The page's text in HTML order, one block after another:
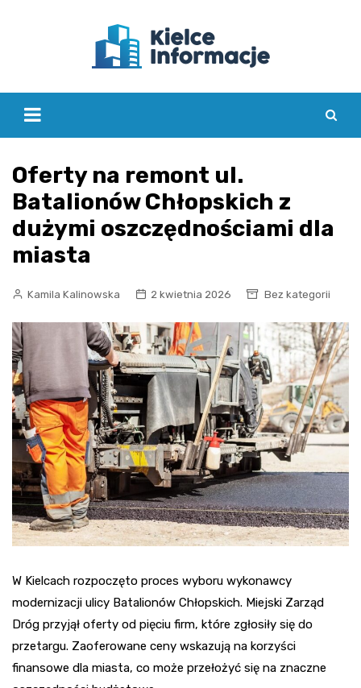
Oferty na remont ul.
Batalionów Chłopskich z
dużymi oszczędnościami dla
miasta
Kamila Kalinowska 2 kwietnia 2026 Bez kategorii
W Kielcach rozpoczęto proces wyboru wykonawcy
modernizacji ulicy Batalionów Chłopskich. Miejski Zarząd
Dróg przyjął oferty od pięciu firm, które zgłosiły się do
przetargu. Zaoferowane ceny wskazują na korzyści
finansowe dla miasta, co może przełożyć się na znaczne